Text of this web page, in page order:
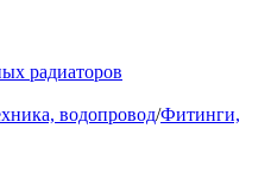
радиаторов
водопровод/Фитинги,